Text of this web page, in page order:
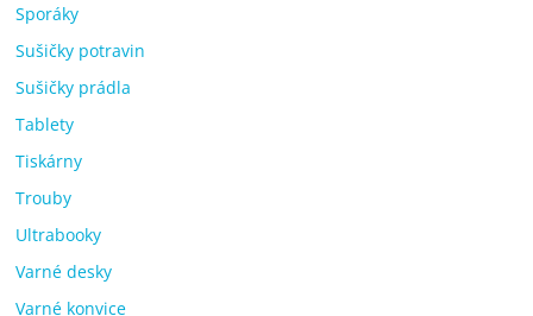
Sporáky
Sušičky potravin
Sušičky prádla
Tablety
Tiskárny
Trouby
Ultrabooky
Varné desky
Varné konvice